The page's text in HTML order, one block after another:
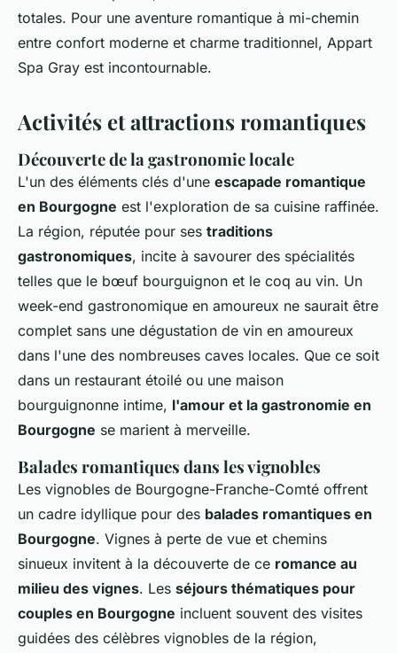
totales. Pour une aventure romantique à mi-chemin
entre confort moderne et charme traditionnel, Appart
Spa Gray est incontournable.
Activités et attractions romantiques
Découverte de la gastronomie locale
L'un des éléments clés d'une escapade romantique
en Bourgogne est l'exploration de sa cuisine raffinée.
La région, réputée pour ses traditions
gastronomiques, incite à savourer des spécialités
telles que le bœuf bourguignon et le coq au vin. Un
week-end gastronomique en amoureux ne saurait être
complet sans une dégustation de vin en amoureux
dans l'une des nombreuses caves locales. Que ce soit
dans un restaurant étoilé ou une maison
bourguignonne intime, l'amour et la gastronomie en
Bourgogne se marient à merveille.
Balades romantiques dans les vignobles
Les vignobles de Bourgogne-Franche-Comté offrent
un cadre idyllique pour des balades romantiques en
Bourgogne. Vignes à perte de vue et chemins
sinueux invitent à la découverte de ce romance au
milieu des vignes. Les séjours thématiques pour
couples en Bourgogne incluent souvent des visites
guidées des célèbres vignobles de la région,